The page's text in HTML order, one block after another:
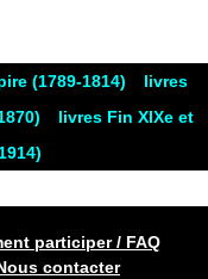
(1789-1814)
livres
livres Fin XIXe et
participer / FAQ
contacter